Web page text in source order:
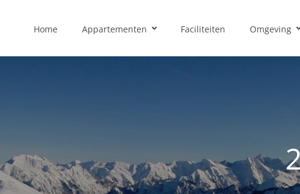
Home Appartementen Faciliteiten Omgeving